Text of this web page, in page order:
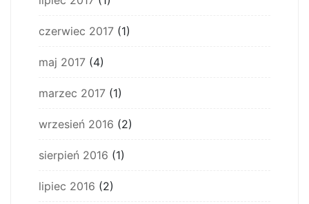
czerwiec 2017 (1)
maj 2017 (4)
marzec 2017 (1)
wrzesień 2016 (2)
sierpień 2016 (1)
lipiec 2016 (2)